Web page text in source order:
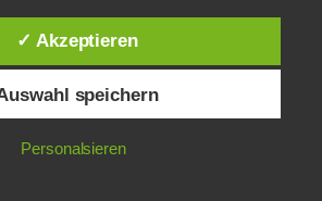
Johannes 1,29-
in
Sonntag,
Januar
✓ Akzeptieren
speichern
Personalsieren